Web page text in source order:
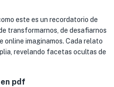
este es un recordatorio de
transformarnos, de desafiarnos
online imaginamos. Cada relato
revelando facetas ocultas de
pdf